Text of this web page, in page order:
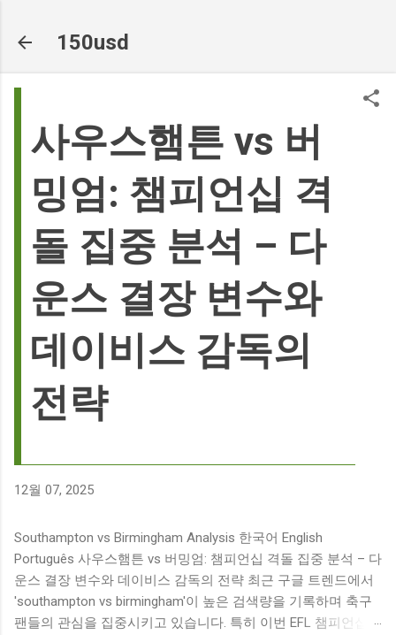
150usd
사우스햄튼 vs 버
밍엄: 챔피언십 격
돌 집중 분석 – 다
운스 결장 변수와
데이비스 감독의
전략
12월 07, 2025
Southampton vs Birmingham Analysis 한국어 English
Português 사우스햄튼 vs 버밍엄: 챔피언십 격돌 집중 분석 – 다
운스 결장 변수와 데이비스 감독의 전략 최근 구글 트렌드에서
'southampton vs birmingham'이 높은 검색량을 기록하며 축구
팬들의 관심을 집중시키고 있습니다. 특히 이번 EFL 챔피언십